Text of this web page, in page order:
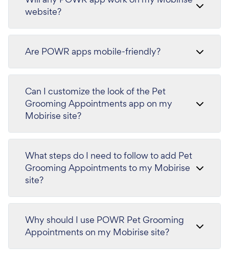
website?
Are POWR apps mobile-friendly?
Can I customize the look of the Pet
Grooming Appointments app on my
Mobirise site?
What steps do I need to follow to add Pet
Grooming Appointments to my Mobirise
site?
Why should I use POWR Pet Grooming
Appointments on my Mobirise site?